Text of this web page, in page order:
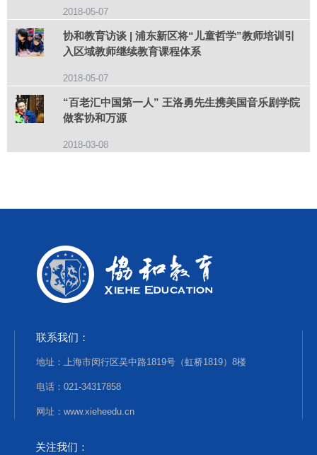
2018-05-07
协和教育访谈 | 浦东新区将“儿童哲学”教师培训引
入区域教师继续教育课程体系
2018-05-07
“百老汇中国第一人” 王洛勇先生携美国音乐剧学院
做客协和万源
2018-03-08
联系我们：
地址：上海市闵行区吴中路1819号（虹桥1819）8楼
电话：021-34317858
网址：www.xieheedu.cn
关注我们：